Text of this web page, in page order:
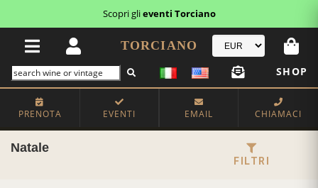
Scopri glieventi Torciano
TORCIANO
SHOP
PRENOTA EVENTI EMAIL CHIAMACI
Natale
FILTRI